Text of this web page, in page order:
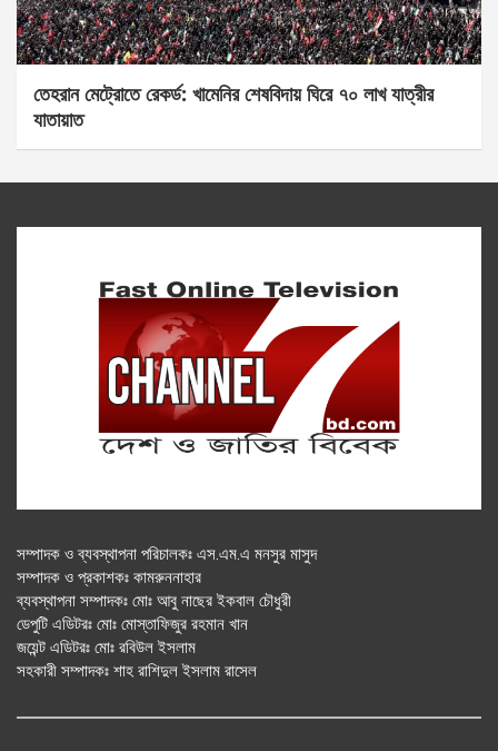
তেহরান মেট্রোতে রেকর্ড: খামেনির শেষবিদায় ঘিরে ৭০ লাখ যাত্রীর
যাতায়াত
সম্পাদক ও ব্যবস্থাপনা পরিচালকঃ এস.এম.এ মনসুর মাসুদ
সম্পাদক ও প্রকাশকঃ কামরুননাহার
ব্যবস্থাপনা সম্পাদকঃ মোঃ আবু নাছের ইকবাল চৌধুরী
ডেপুটি এডিটরঃ মোঃ মোস্তাফিজুর রহমান খান
জয়েন্ট এডিটরঃ মোঃ রবিউল ইসলাম
সহকারী সম্পাদকঃ শাহ রাশিদুল ইসলাম রাসেল